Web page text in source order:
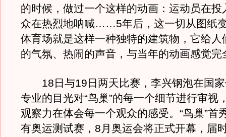
的时候，做过一个这样的动画：运动员在投
众在热烈地呐喊……5年后，这一切从图纸
体育场就是这样一种独特的建筑物，它给人
的气氛、热闹的声音，与当年的动画感觉完
18日与19日两天比赛，李兴钢泡在国家
专业的目光对“鸟巢”的每一个细节进行审视
观察力在体会每一个观众的感受。“鸟巢”首
有奥运测试赛，8月奥运会将正式开幕，届